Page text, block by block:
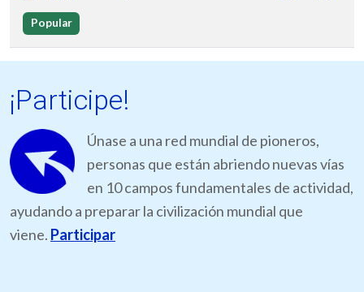
Popular
¡Participe!
Únase a una red mundial de pioneros,
personas que están abriendo nuevas vías
en 10 campos fundamentales de actividad,
ayudando a preparar la civilización mundial que
viene. Participar